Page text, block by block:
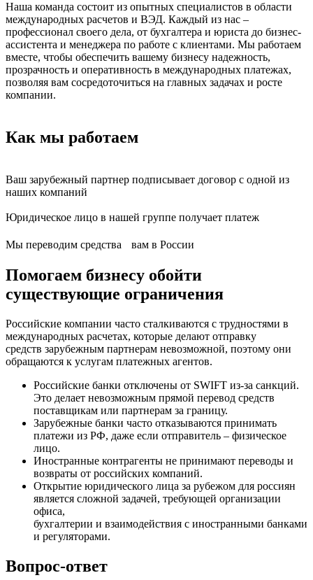
Наша команда состоит из опытных специалистов в области
международных расчетов и ВЭД. Каждый из нас –
профессионал своего дела, от бухгалтера и юриста до бизнес-
ассистента и менеджера по работе с клиентами. Мы работаем
вместе, чтобы обеспечить вашему бизнесу надежность,
прозрачность и оперативность в международных платежах,
позволяя вам сосредоточиться на главных задачах и росте
компании.
Как мы работаем
Ваш зарубежный партнер подписывает договор с одной из
наших компаний
Юридическое лицо в нашей группе получает платеж
Мы переводим средства вам в России
Помогаем бизнесу обойти
существующие ограничения
Российские компании часто сталкиваются с трудностями в
международных расчетах, которые делают отправку
средств зарубежным партнерам невозможной, поэтому они
обращаются к услугам платежных агентов.
Российские банки отключены от SWIFT из-за санкций.
Это делает невозможным прямой перевод средств
поставщикам или партнерам за границу.
Зарубежные банки часто отказываются принимать
платежи из РФ, даже если отправитель – физическое
лицо.
Иностранные контрагенты не принимают переводы и
возвраты от российских компаний.
Открытие юридического лица за рубежом для россиян
является сложной задачей, требующей организации
офиса,
бухгалтерии и взаимодействия с иностранными банками
и регуляторами.
Вопрос-ответ